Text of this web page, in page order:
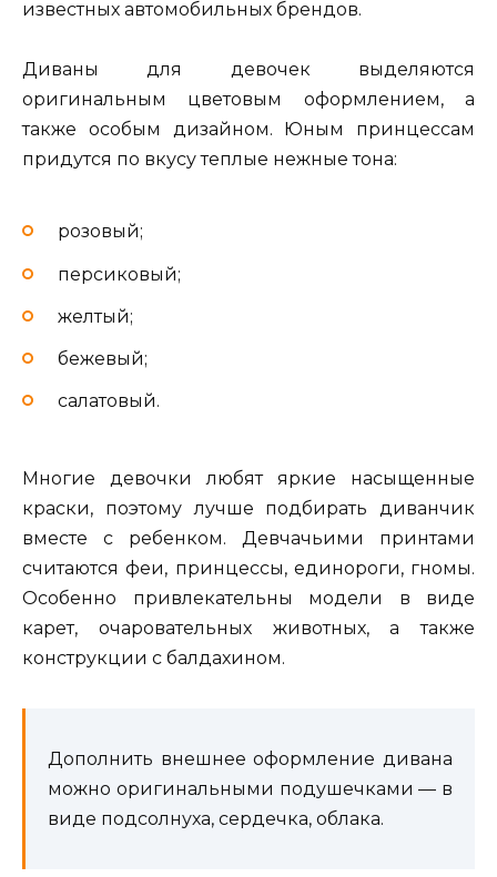
известных автомобильных брендов.
Диваны для девочек выделяются
оригинальным цветовым оформлением, а
также особым дизайном. Юным принцессам
придутся по вкусу теплые нежные тона:
розовый;
персиковый;
желтый;
бежевый;
салатовый.
Многие девочки любят яркие насыщенные
краски, поэтому лучше подбирать диванчик
вместе с ребенком. Девчачьими принтами
считаются феи, принцессы, единороги, гномы.
Особенно привлекательны модели в виде
карет, очаровательных животных, а также
конструкции с балдахином.
Дополнить внешнее оформление дивана
можно оригинальными подушечками — в
виде подсолнуха, сердечка, облака.